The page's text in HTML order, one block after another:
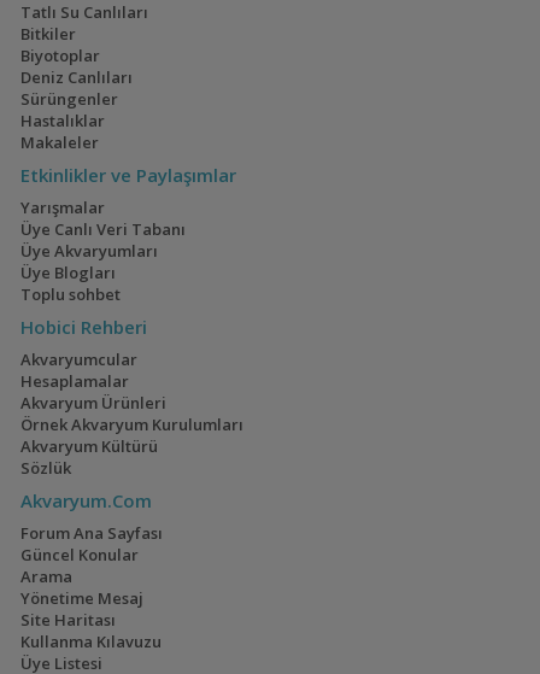
Tatlı Su Canlıları
Bitkiler
Biyotoplar
Deniz Canlıları
Sürüngenler
Hastalıklar
Makaleler
Etkinlikler ve Paylaşımlar
Yarışmalar
Üye Canlı Veri Tabanı
Üye Akvaryumları
Üye Blogları
Toplu sohbet
Hobici Rehberi
Akvaryumcular
Hesaplamalar
Akvaryum Ürünleri
Örnek Akvaryum Kurulumları
Akvaryum Kültürü
Sözlük
Akvaryum.Com
Forum Ana Sayfası
Güncel Konular
Arama
Yönetime Mesaj
Site Haritası
Kullanma Kılavuzu
Üye Listesi